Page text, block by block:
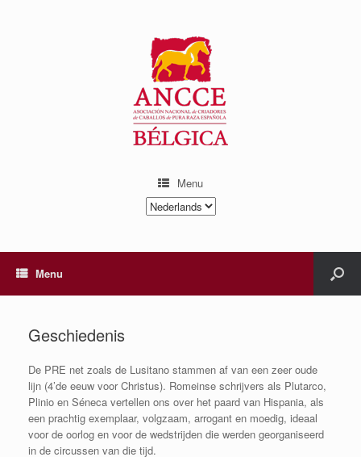
Menu
Kies
een
Menu
Geschiedenis
De PRE net zoals de Lusitano stammen af van een zeer oude
lijn (4’de eeuw voor Christus). Romeinse schrijvers als Plutarco,
Plinio en Séneca vertellen ons over het paard van Hispania, als
een prachtig exemplaar, volgzaam, arrogant en moedig, ideaal
voor de oorlog en voor de wedstrijden die werden georganiseerd
in de circussen van die tijd.